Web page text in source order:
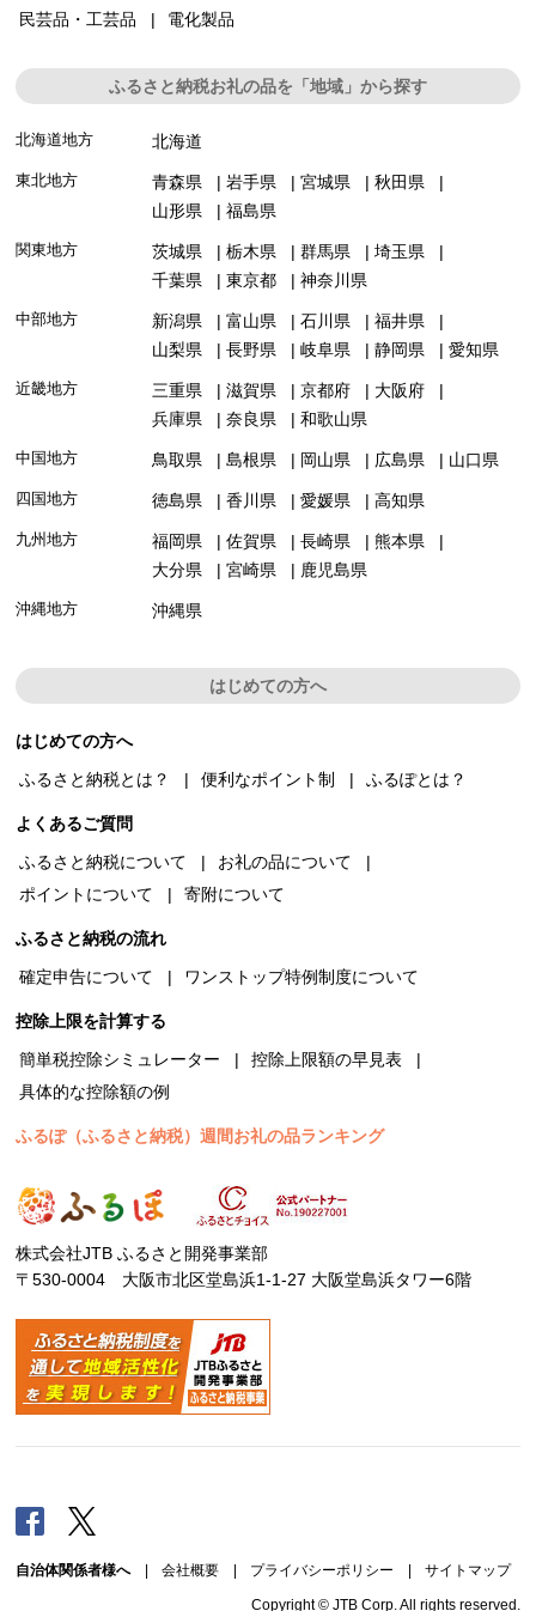
民芸品・工芸品
電化製品
ふるさと納税お礼の品を「地域」から探す
北海道地方 北海道
東北地方 青森県 岩手県 宮城県
秋田県
山形県
福島県
関東地方 茨城県 栃木県 群馬県
埼玉県
千葉県
東京都 神奈川県
中部地方 新潟県 富山県 石川県
福井県
山梨県
長野県 岐阜県 静岡県 愛知県
近畿地方 三重県 滋賀県 京都府
大阪府
兵庫県
奈良県 和歌山県
中国地方 鳥取県 島根県 岡山県 広島県 山口県
四国地方 徳島県 香川県 愛媛県 高知県
九州地方 福岡県 佐賀県 長崎県
熊本県
大分県
宮崎県 鹿児島県
沖縄地方 沖縄県
はじめての方へ
はじめての方へ
ふるさと納税とは？
便利なポイント制 ふるぽとは？
よくあるご質問
ふるさと納税について
お礼の品について
ポイントについて
寄附について
ふるさと納税の流れ
確定申告について
ワンストップ特例制度について
控除上限を計算する
簡単税控除シミュレーター
控除上限額の早見表
具体的な控除額の例
ふるぽ（ふるさと納税）週間お礼の品ランキング
株式会社JTB ふるさと開発事業部
〒530-0004 大阪市北区堂島浜1-1-27 大阪堂島浜タワー6階
Facebook
自治体関係者様へ| 会社概要 | プライバシーポリシー | サイトマップ
Copyright © JTB Corp. All rights reserved.